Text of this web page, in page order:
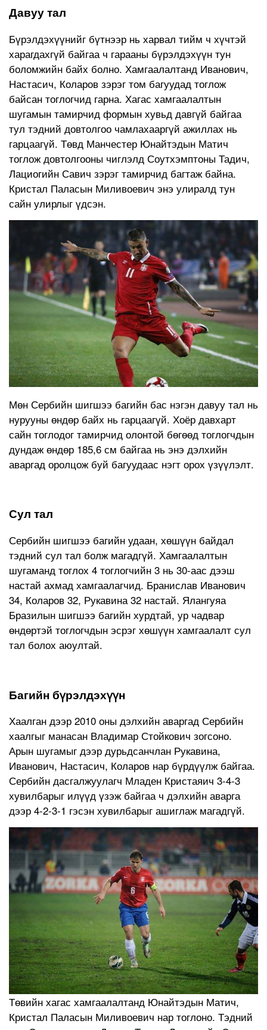
Давуу тал
Бүрэлдэхүүнийг бүтнээр нь харвал тийм ч хүчтэй
харагдахгүй байгаа ч гарааны бүрэлдэхүүн тун
боломжийн байх болно. Хамгаалалтанд Иванович,
Настасич, Коларов зэрэг том багуудад тоглож
байсан тоглогчид гарна. Хагас хамгаалалтын
шугамын тамирчид формын хувьд давгүй байгаа
тул тэдний довтолгоо чамлахааргүй ажиллах нь
гарцаагүй. Төвд Манчестер Юнайтэдын Матич
тоглож довтолгооны чиглэлд Соутхэмптоны Тадич,
Лациогийн Савич зэрэг тамирчид багтаж байна.
Кристал Паласын Миливоевич энэ улиралд тун
сайн улирлыг үдсэн.
Мөн Сербийн шигшээ багийн бас нэгэн давуу тал нь
нурууны өндөр байх нь гарцаагүй. Хоёр давхарт
сайн тоглодог тамирчид олонтой бөгөөд тоглогчдын
дундаж өндөр 185,6 см байгаа нь энэ дэлхийн
аваргад оролцож буй багуудаас нэгт орох үзүүлэлт.
Сул тал
Сербийн шигшээ багийн удаан, хөшүүн байдал
тэдний сул тал болж магадгүй. Хамгаалалтын
шугаманд тоглох 4 тоглогчийн 3 нь 30-аас дээш
настай ахмад хамгаалагчид. Бранислав Иванович
34, Коларов 32, Рукавина 32 настай. Ялангуяа
Бразилын шигшээ багийн хурдтай, ур чадвар
өндөртэй тоглогчдын эсрэг хөшүүн хамгаалалт сул
тал болох аюултай.
Багийн бүрэлдэхүүн
Хаалган дээр 2010 оны дэлхийн аваргад Сербийн
хаалгыг манасан Владимар Стойкович зогсоно.
Арын шугамыг дээр дурьдсанчлан Рукавина,
Иванович, Настасич, Коларов нар бүрдүүлж байгаа.
Сербийн дасгалжуулагч Младен Кристаяич 3-4-3
хувилбарыг илүүд үзэж байгаа ч дэлхийн аварга
дээр 4-2-3-1 гэсэн хувилбарыг ашиглаж магадгүй.
Төвийн хагас хамгаалалтанд Юнайтэдын Матич,
Кристал Паласын Миливоевич нар тоглоно. Тэдний